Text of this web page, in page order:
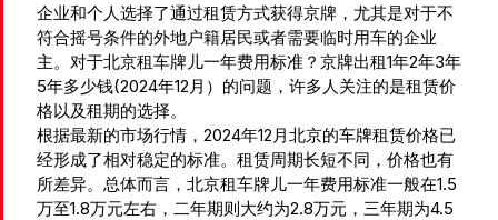
企业和个人选择了通过租赁方式获得京牌，尤其是对于不
符合摇号条件的外地户籍居民或者需要临时用车的企业
主。对于北京租车牌儿一年费用标准？京牌出租1年2年3年
5年多少钱(2024年12月）的问题，许多人关注的是租赁价
格以及租期的选择。
根据最新的市场行情，2024年12月北京的车牌租赁价格已
经形成了相对稳定的标准。租赁周期长短不同，价格也有
所差异。总体而言，北京租车牌儿一年费用标准一般在1.5
万至1.8万元左右，二年期则大约为2.8万元，三年期为4.5